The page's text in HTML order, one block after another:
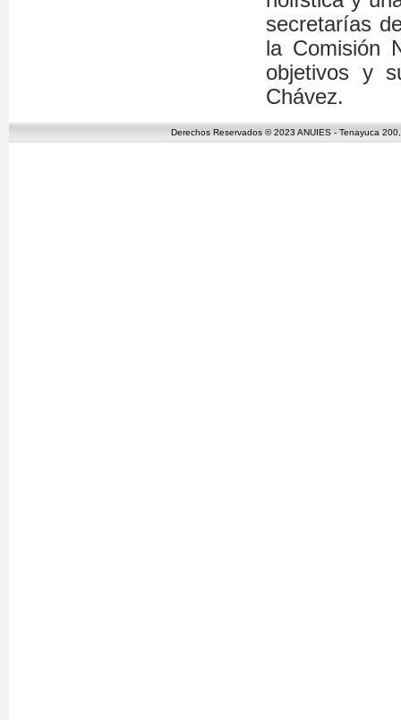
secretarías
la Comisión
objetivos y
Chávez.
Derechos Reservados © 2023 ANUIES - Tenayuca